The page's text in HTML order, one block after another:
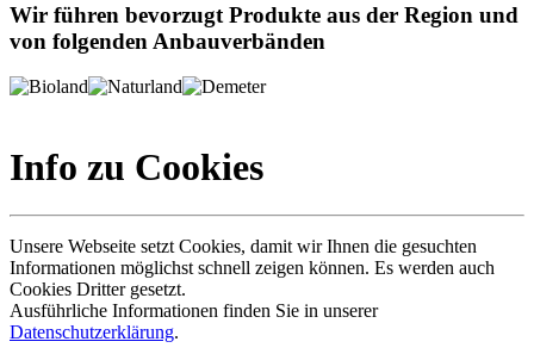
Wir führen bevorzugt Produkte aus der Region und
von folgenden Anbauverbänden
Info zu Cookies
Unsere Webseite setzt Cookies, damit wir Ihnen die gesuchten
Informationen möglichst schnell zeigen können. Es werden auch
Cookies Dritter gesetzt.
Ausführliche Informationen finden Sie in unserer
Datenschutzerklärung.